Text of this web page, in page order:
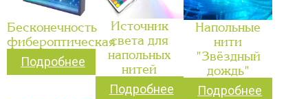
Бесконечность
фибероптическая
Подробнее
Источник
света для
напольных
нитей
Подробнее
Напольные
нити
"Звёздный
дождь"
Подробнее